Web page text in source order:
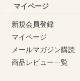
マイページ
新規会員登録
マイページ
メールマガジン購読
商品レビュー一覧